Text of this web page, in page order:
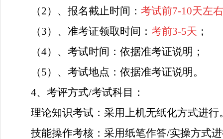
（2）、报名截止时间：考试前7-10天左
（3）、准考证领取时间：考前3-5天 ；
（4）、考试时间：依据准考证说明；
（5）、考试地点：依据准考证说明。
4、考评方式/考试科目：
理论知识考试：采用上机无纸化方式进行
技能操作考核：采用纸笔作答/实操方式